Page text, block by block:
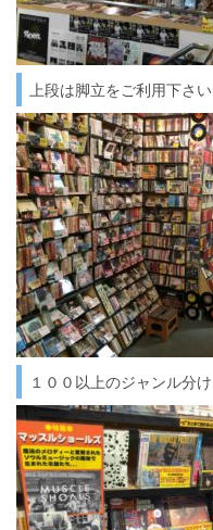
上段は脚立をご利用下さい
１００以上のジャンル分け